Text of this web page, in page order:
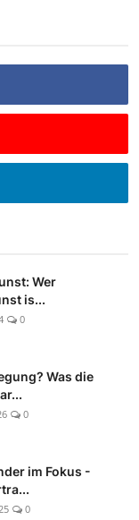
Wer
is...
0
Was die
0
im Fokus -
0